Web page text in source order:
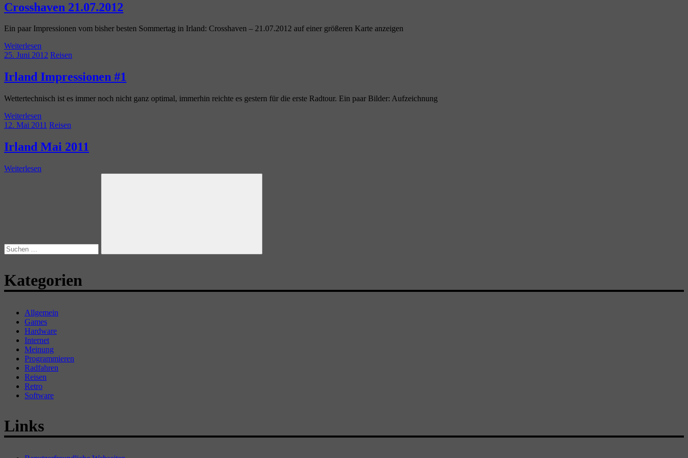
Crosshaven 21.07.2012
Ein paar Impressionen vom bisher besten Sommertag in Irland: Crosshaven – 21.07.2012 auf einer größeren Karte anzeigen
Weiterlesen
25. Juni 2012 Reisen
Irland Impressionen #1
Wettertechnisch ist es immer noch nicht ganz optimal, immerhin reichte es gestern für die erste Radtour. Ein paar Bilder: Aufzeichnung
Weiterlesen
12. Mai 2011 Reisen
Irland Mai 2011
Weiterlesen
Suchen
Kategorien
Allgemein
Games
Hardware
Internet
Meinung
Programmieren
Radfahren
Reisen
Retro
Software
Links